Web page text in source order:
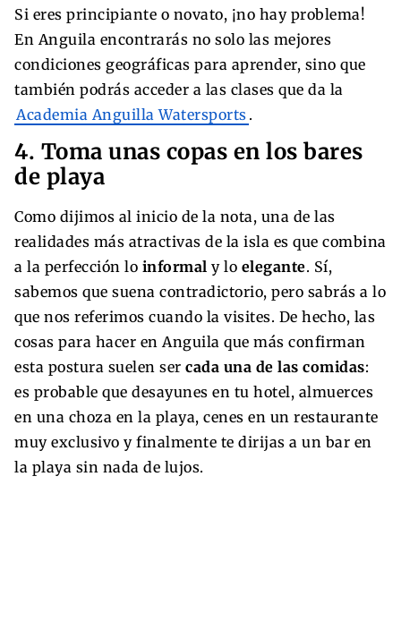
Si eres principiante o novato, ¡no hay problema!
En Anguila encontrarás no solo las mejores
condiciones geográficas para aprender, sino que
también podrás acceder a las clases que da la
Academia Anguilla Watersports .
4. Toma unas copas en los bares
de playa
Como dijimos al inicio de la nota, una de las
realidades más atractivas de la isla es que combina
a la perfección lo informal y lo elegante. Sí,
sabemos que suena contradictorio, pero sabrás a lo
que nos referimos cuando la visites. De hecho, las
cosas para hacer en Anguila que más confirman
esta postura suelen ser cada una de las comidas:
es probable que desayunes en tu hotel, almuerces
en una choza en la playa, cenes en un restaurante
muy exclusivo y finalmente te dirijas a un bar en
la playa sin nada de lujos.